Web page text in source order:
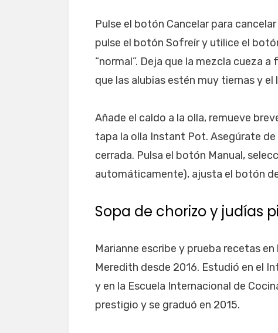
Pulse el botón Cancelar para
pulse el botón Sofreír y utilice el
“normal”. Deja que la mezcla cueza
que las alubias estén muy tiernas y
Añade el caldo a la olla, remueve
tapa la olla Instant Pot. Asegúrate
cerrada. Pulsa el botón Manual,
automáticamente), ajusta el botón
Sopa de chorizo y judías
Marianne escribe y prueba recetas
Meredith desde 2016. Estudió en el
y en la Escuela Internacional de
prestigio y se graduó en 2015.